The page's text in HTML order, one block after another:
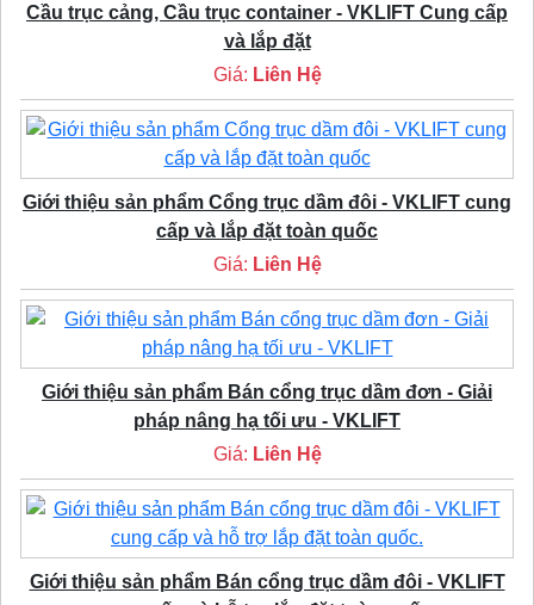
Cầu trục cảng, Cầu trục container - VKLIFT Cung cấp
và lắp đặt
Giá: Liên Hệ
Giới thiệu sản phẩm Cổng trục dầm đôi - VKLIFT cung
cấp và lắp đặt toàn quốc
Giá: Liên Hệ
Giới thiệu sản phẩm Bán cổng trục dầm đơn - Giải
pháp nâng hạ tối ưu - VKLIFT
Giá: Liên Hệ
Giới thiệu sản phẩm Bán cổng trục dầm đôi - VKLIFT